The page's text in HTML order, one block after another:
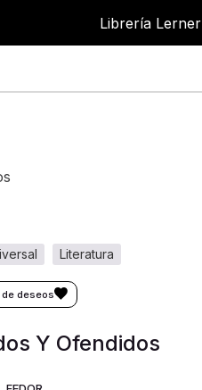
Librería Lerner
literatura
Y Ofendidos